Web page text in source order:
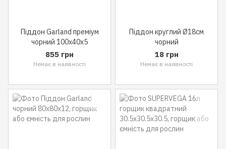
Піддон Garland преміум
чорний 100x40x5
855 грн
Немає в наявності
Піддон круглий Ø18см
чорний
18 грн
Немає в наявності